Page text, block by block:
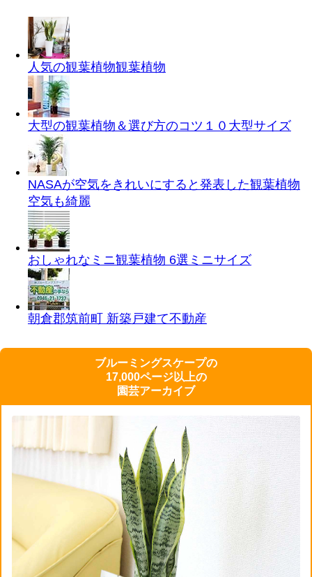
人気の観葉植物観葉植物
大型の観葉植物＆選び方のコツ１０ 大型サイズ
NASAが空気をきれいにすると発表した観葉植物
空気も綺麗
おしゃれなミニ観葉植物 6選 ミニサイズ
朝倉郡筑前町 新築戸建て不動産
ブルーミングスケープの
17,000ページ以上の
園芸アーカイブ